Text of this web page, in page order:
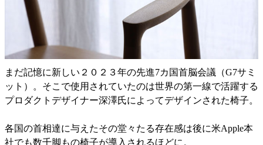
まだ記憶に新しい２０２３年の先進7カ国首脳会議（G7サミ
ット）。そこで使用されていたのは世界の第一線で活躍する
プロダクトデザイナー深澤氏によってデザインされた椅子。
各国の首相達に与えたその堂々たる存在感は後に米Apple本
社でも数千脚もの椅子が導入されるほどに。